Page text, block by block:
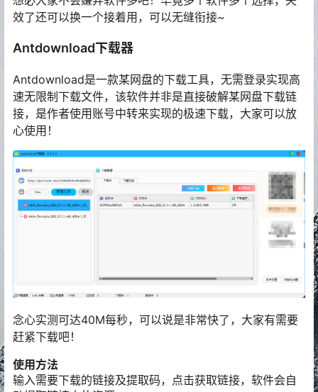
效了还可以换一个接着用，可以无缝衔接~
Antdownload下载器
Antdownload是一款某网盘的下载工具，无需登录实现高
速无限制下载文件，该软件并非是直接破解某网盘下载链
接，是作者使用账号中转来实现的极速下载，大家可以放
心使用！
念心实测可达40M每秒，可以说是非常快了，大家有需要
赶紧下载吧！
使用方法
输入需要下载的链接及提取码，点击获取链接，软件会自